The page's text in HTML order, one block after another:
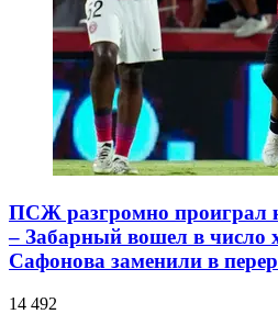
ПСЖ разгромно проиграл
– Забарный вошел в число
Сафонова заменили в
14 492